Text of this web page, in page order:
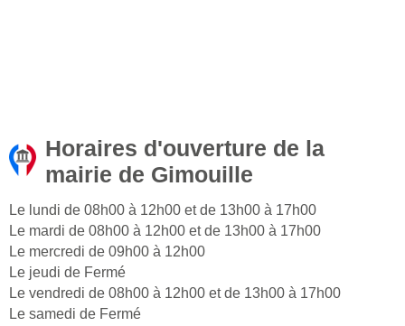
Horaires d'ouverture de la
mairie de Gimouille
Le lundi de 08h00 à 12h00 et de 13h00 à 17h00
Le mardi de 08h00 à 12h00 et de 13h00 à 17h00
Le mercredi de 09h00 à 12h00
Le jeudi de Fermé
Le vendredi de 08h00 à 12h00 et de 13h00 à 17h00
Le samedi de Fermé